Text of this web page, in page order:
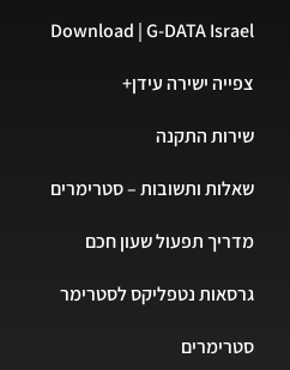
Download | G-DATA Israel
צפייה ישירה עידן+
שירות התקנה
שאלות ותשובות – סטרימרים
מדריך תפעול שעון חכם
גרסאות נטפליקס לסטרימר
סטרימרים